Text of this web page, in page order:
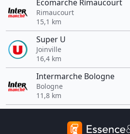
Ecomarche Rimaucourt
Rimaucourt
15,1 km
Super U
Joinville
16,4 km
Intermarche Bologne
Bologne
11,8 km